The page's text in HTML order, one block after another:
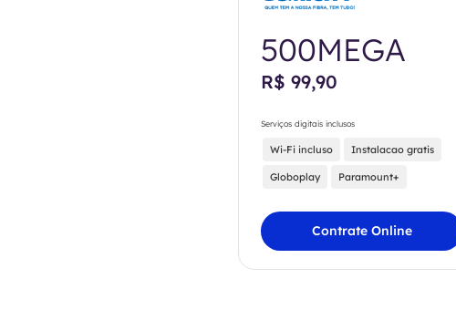
500MEGA
R$ 99,90
Serviços digitais inclusos
Wi-Fi incluso Instalacao gratis
Globoplay Paramount+
Contrate Online